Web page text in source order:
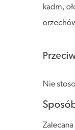
kadm,
Nie